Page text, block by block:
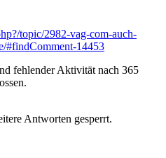
topic/2982-vag-com-auch-
#findComment-14453
fehlender Aktivität nach 365
Antworten gesperrt.